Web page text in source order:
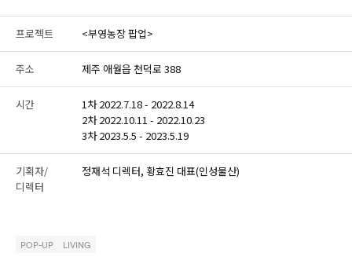
프로젝트 <부영농장 팝업>
주소 제주 애월읍 천덕로 388
시간
1차 2022.7.18 - 2022.8.14
2차 2022.10.11 - 2022.10.23
3차 2023.5.5 - 2023.5.19
기획자/
디렉터
정재석 디렉터, 황효진 대표(인성물산)
POP-UP LIVING